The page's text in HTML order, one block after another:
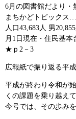
6月の図書館だより
まちかどトピックス
人口43,683人 男
月1日現在・住民基本
★ｐ2－3
広報紙で振り返る平
平成が終わり令和が
くの課題を乗り越え
今号では、その歩み